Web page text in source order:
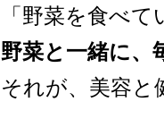
「野菜を食べ
野菜と一緒に、
それが、美容と